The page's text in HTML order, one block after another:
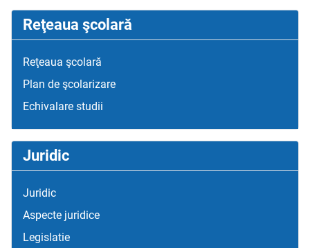
Reţeaua şcolară
Reţeaua şcolară
Plan de şcolarizare
Echivalare studii
Juridic
Juridic
Aspecte juridice
Legislatie